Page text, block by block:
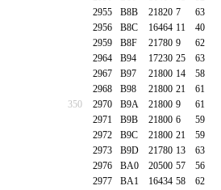
2955
B8B 21820 7 63
2956
B8C 16464 11 40
2959
B8F 21780 9 62
2964
B94 17230 25 63
2967
B97 21800 14 58
2968
B98 21800 21 61
350
2970 B9A 21800 9 61
2971
B9B 21800 6 59
2972
B9C 21800 21 59
2973
B9D 21780 13 63
2976
BA0 20500 57 56
2977
BA1 16434 58 62